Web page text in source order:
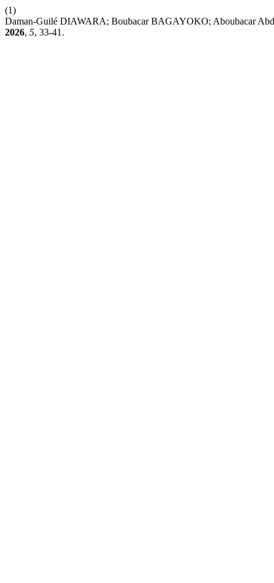
(1)
Daman-Guilé DIAWARA; Boubacar BAGAYOKO; Aboubacar
2026, 5, 33-41.